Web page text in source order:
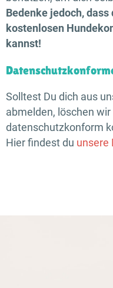
Bedenke jedoch,
kostenlosen
kannst!
Solltest Du dich aus
abmelden, löschen
datenschutzkonform
Hier findest du unsere